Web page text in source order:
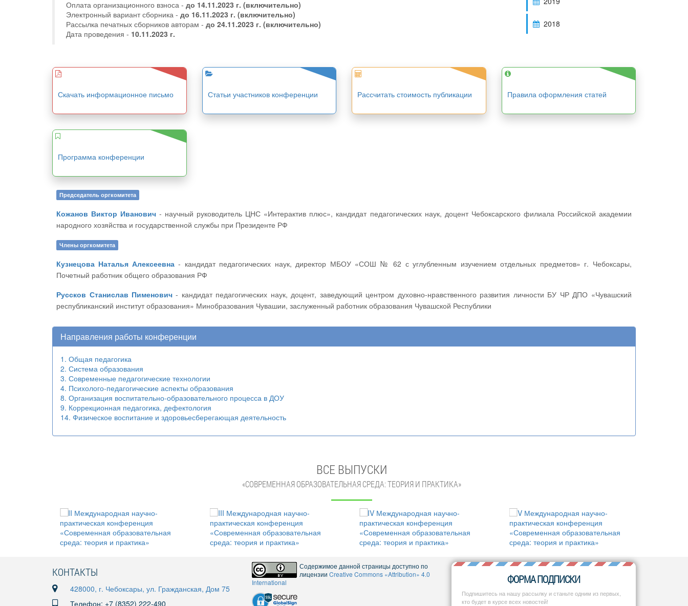
Оплата организационного взноса - до 14.11.2023 г. (включительно)
Электронный вариант сборника - до 16.11.2023 г. (включительно)
Рассылка печатных сборников авторам - до 24.11.2023 г. (включительно)
Дата проведения - 10.11.2023 г.
2018
Скачать информационное письмо Статьи участников конференции Рассчитать стоимость публикации Правила оформления статей
Программа конференции
Председатель оргкомитета
Кожанов Виктор Иванович
народного хозяйства и государственной службы при Президенте РФ
Члены оргкомитета
Кузнецова Наталья Алексеевна
Почетный работник общего образования РФ
Руссков Станислав Пименович
республиканский институт образования» Минобразования Чувашии, заслуженный работник образования Чувашской Республики
Направления работы конференции
1. Общая педагогика
2. Система образования
3. Современные педагогические технологии
4. Психолого-педагогические аспекты образования
8. Организация воспитательно-образовательного процесса в ДОУ
9. Коррекционная педагогика, дефектология
14. Физическое воспитание и здоровьесберегающая деятельность
ВСЕ ВЫПУСКИ
«СОВРЕМЕННАЯ ОБРАЗОВАТЕЛЬНАЯ СРЕДА: ТЕОРИЯ И ПРАКТИКА»
КОНТАКТЫ
428000, г. Чебоксары, ул. Гражданская, Дом 75
Телефон: +7 (8352) 222-490
Содержимое данной страницы доступно по
лицензии Creative Commons «Attribution» 4.0
International
ФОРМА ПОДПИСКИ
Подпишитесь на нашу рассылку и станьте одним из первых,
кто будет в курсе всех новостей!